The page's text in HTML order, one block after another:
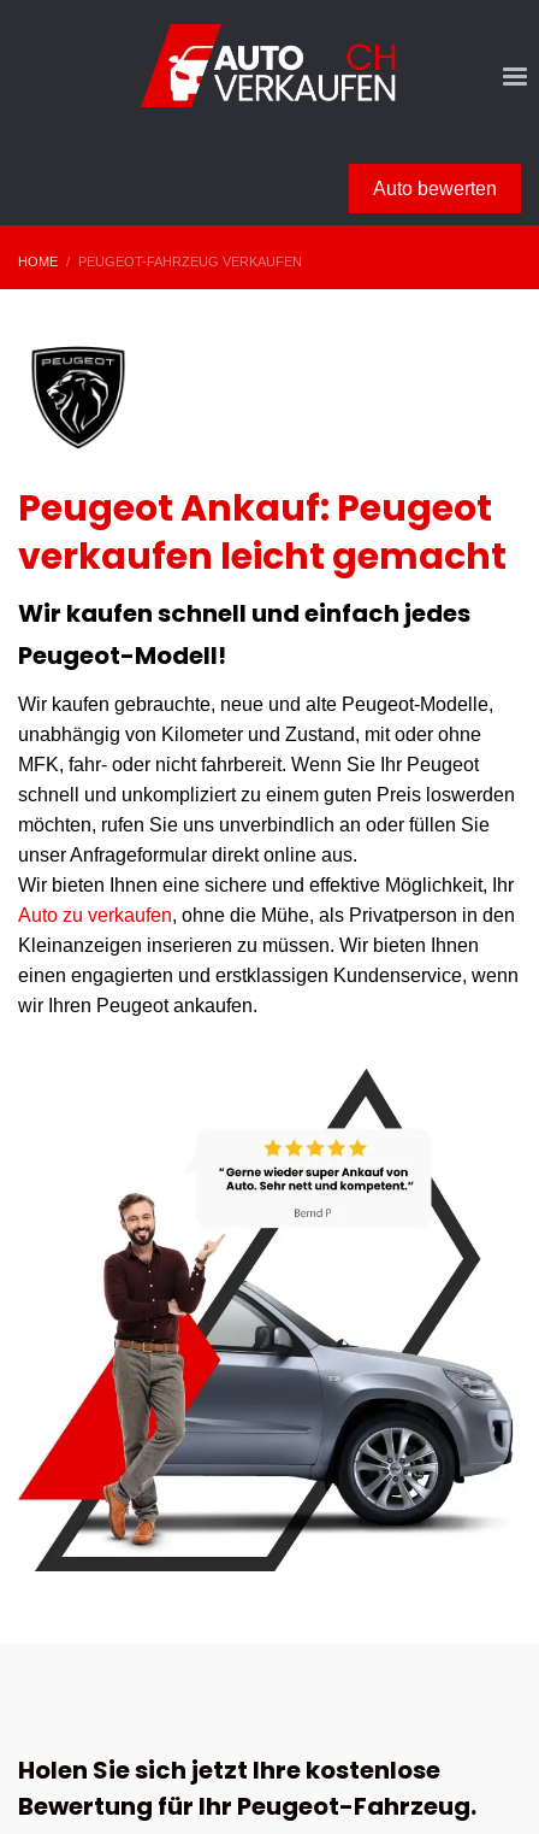
Auto bewerten
HOME PEUGEOT-FAHRZEUG VERKAUFEN
Peugeot Ankauf: Peugeot
verkaufen leicht gemacht
Wir kaufen schnell und einfach jedes
Peugeot-Modell!
Wir kaufen gebrauchte, neue und alte Peugeot-Modelle,
unabhängig von Kilometer und Zustand, mit oder ohne
MFK, fahr- oder nicht fahrbereit. Wenn Sie Ihr Peugeot
schnell und unkompliziert zu einem guten Preis loswerden
möchten, rufen Sie uns unverbindlich an oder füllen Sie
unser Anfrageformular direkt online aus.
Wir bieten Ihnen eine sichere und effektive Möglichkeit, Ihr
Auto zu verkaufen, ohne die Mühe, als Privatperson in den
Kleinanzeigen inserieren zu müssen. Wir bieten Ihnen
einen engagierten und erstklassigen Kundenservice, wenn
wir Ihren Peugeot ankaufen.
Holen Sie sich jetzt Ihre kostenlose
Bewertung für Ihr Peugeot-Fahrzeug.